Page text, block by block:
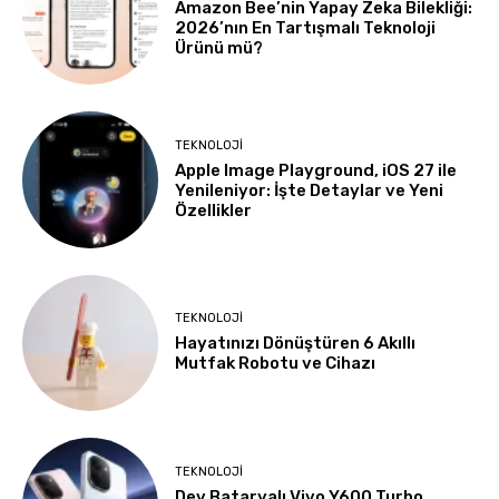
Amazon Bee’nin Yapay Zeka Bilekliği:
2026’nın En Tartışmalı Teknoloji
Ürünü mü?
TEKNOLOJI
Apple Image Playground, iOS 27 ile
Yenileniyor: İşte Detaylar ve Yeni
Özellikler
TEKNOLOJI
Hayatınızı Dönüştüren 6 Akıllı
Mutfak Robotu ve Cihazı
TEKNOLOJI